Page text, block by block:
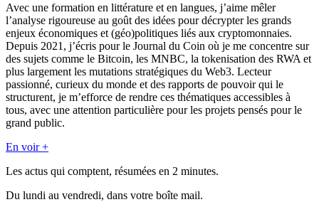
Avec une formation en littérature et en langues, j’aime mêler
l’analyse rigoureuse au goût des idées pour décrypter les grands
enjeux économiques et (géo)politiques liés aux cryptomonnaies.
Depuis 2021, j’écris pour le Journal du Coin où je me concentre sur
des sujets comme le Bitcoin, les MNBC, la tokenisation des RWA et
plus largement les mutations stratégiques du Web3. Lecteur
passionné, curieux du monde et des rapports de pouvoir qui le
structurent, je m’efforce de rendre ces thématiques accessibles à
tous, avec une attention particulière pour les projets pensés pour le
grand public.
En voir +
Les actus qui comptent, résumées en 2 minutes.
Du lundi au vendredi, dans votre boîte mail.